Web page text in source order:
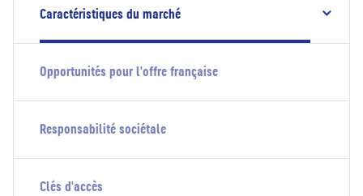
Caractéristiques du marché
Opportunités pour l'offre française
Responsabilité sociétale
Clés d'accès